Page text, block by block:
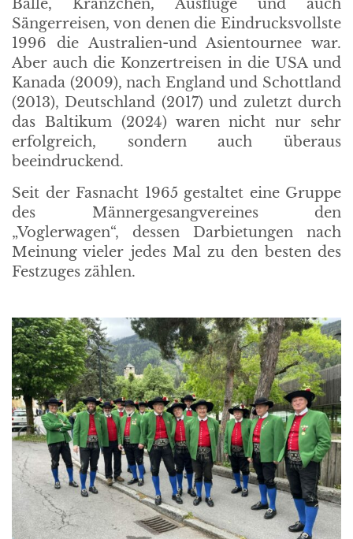
Bälle, Kränzchen, Ausflüge und auch
Sängerreisen, von denen die Eindrucksvollste
1996 die Australien-und Asientournee war.
Aber auch die Konzertreisen in die USA und
Kanada (2009), nach England und Schottland
(2013), Deutschland (2017) und zuletzt durch
das Baltikum (2024) waren nicht nur sehr
erfolgreich, sondern auch überaus
beeindruckend.
Seit der Fasnacht 1965 gestaltet eine Gruppe
des Männergesangvereines den
„Voglerwagen“, dessen Darbietungen nach
Meinung vieler jedes Mal zu den besten des
Festzuges zählen.